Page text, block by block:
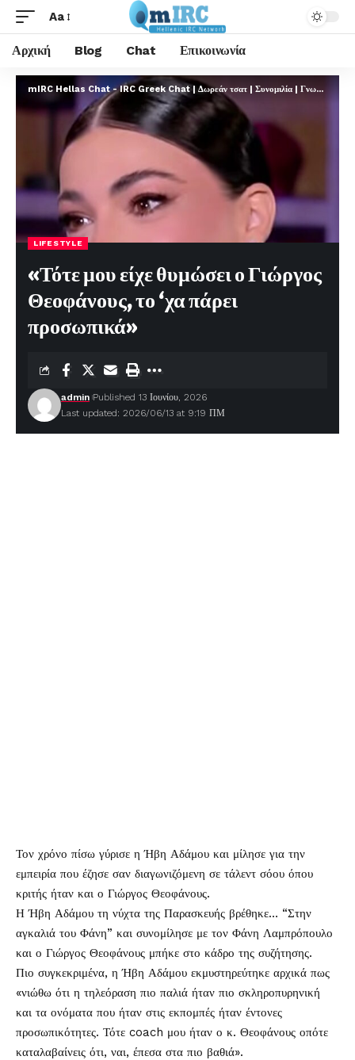
Aa
Αρχική Blog Chat Επικοινωνία
mIRC Hellas Chat - IRC Greek Chat | Δωρεάν τσατ | Συνομιλία | Γνωριμίες | FREE
LIFESTYLE
«Τότε μου είχε θυμώσει ο Γιώργος
Θεοφάνους, το ‘χα πάρει
προσωπικά»
Last updated: 2026/06/13 at 9:19 ΠΜ
admin Published 13 Ιουνίου, 2026
Τον χρόνο πίσω γύρισε ηΉβη Αδάμου και μίλησε για την
εμπειρία που έζησε σαν διαγωνιζόμενη σε τάλεντ σόου όπου
κριτής ήταν και ο Γιώργος Θεοφάνους.
Η Ήβη Αδάμου τη νύχτα της Παρασκευής βρέθηκε… “Στην
αγκαλιά του Φάνη” και συνομίλησε με τον Φάνη Λαμπρόπουλο
και ο Γιώργος Θεοφάνους μπήκε στο κάδρο της συζήτησης.
Πιο συγκεκριμένα, η Ήβη Αδάμου εκμυστηρεύτηκε αρχικά πως
«νιώθω ότι η τηλεόραση πιο παλιά ήταν πιο σκληροπυρηνική
και τα ονόματα που ήταν στις εκπομπές ήταν έντονες
προσωπικότητες. Τότε coach μου ήταν ο κ. Θεοφάνους οπότε
καταλαβαίνεις ότι, ναι, έπεσα στα πιο βαθιά».